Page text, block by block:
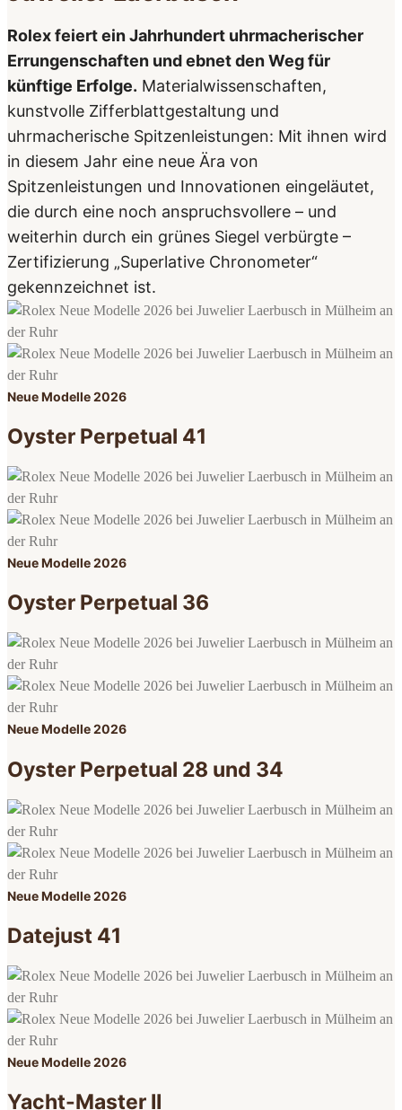
Rolex feiert ein Jahrhundert uhrmacherischer
Errungenschaften und ebnet den Weg für
künftige Erfolge. Materialwissenschaften,
kunstvolle Zifferblattgestaltung und
uhrmacherische Spitzenleistungen: Mit ihnen wird
in diesem Jahr eine neue Ära von
Spitzenleistungen und Innovationen eingeläutet,
die durch eine noch anspruchsvollere – und
weiterhin durch ein grünes Siegel verbürgte –
Zertifizierung „Superlative Chronometer“
gekennzeichnet ist.
Neue Modelle 2026
Oyster Perpetual 41
Neue Modelle 2026
Oyster Perpetual 36
Neue Modelle 2026
Oyster Perpetual 28 und 34
Neue Modelle 2026
Datejust 41
Neue Modelle 2026
Yacht-Master II